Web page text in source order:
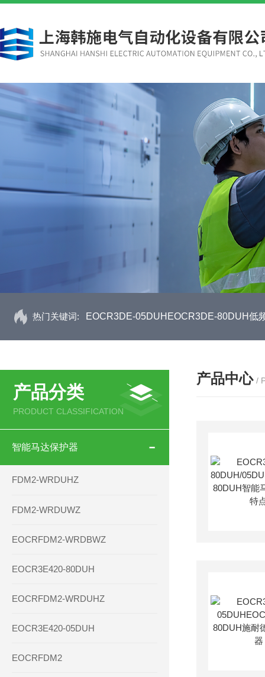
热门关键词: EOCR3DE-05DUHEOCR3DE-80DUH低
产品分类
PRODUCT CLASSIFICATION
智能马达保护器
FDM2-WRDUHZ
FDM2-WRDUWZ
EOCRFDM2-WRDBWZ
EOCR3E420-80DUH
EOCRFDM2-WRDUHZ
EOCR3E420-05DUH
EOCRFDM2
产品中心 /